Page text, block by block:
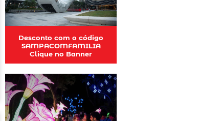
Desconto com o código
SAMPACOMFAMILIA
Clique no Banner